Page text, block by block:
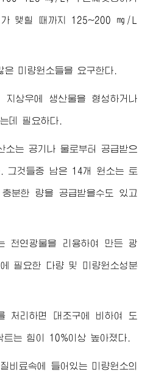
가 맺힐 때까지 125~200 ㎎/L
미량원소들을 요구한다.
상우에 생산물을 형성하거나
데 필요하다.
소는 공기나 물로부터 공급받으
그것들중 남은 14개 원소는 토
분한 량을 공급받을수도 있고
천연광물을 리용하여 만든 광
필요한 다량 및 미량원소성분
처리하면 대조구에 비하여 도
트는 힘이 10%이상 높아졌다.
비료속에 들어있는 미량원소의